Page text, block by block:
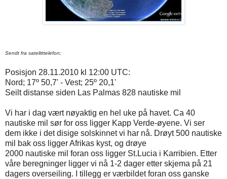
Sendt fra satelitttelefon;
Posisjon 28.11.2010 kl 12:00 UTC:
Nord; 17º 50,7' - Vest; 25º 20,1'
Seilt distanse siden Las Palmas 828 nautiske mil
Vi har i dag vært nøyaktig en hel uke på havet. Ca 40
nautiske mil sør for oss ligger Kapp Verde-øyene. Vi ser
dem ikke i det disige solskinnet vi har nå. Drøyt 500 nautiske
mil bak oss ligger Afrikas kyst, og drøye
2000 nautiske mil foran oss ligger St.Lucia i Karribien. Etter
våre beregninger ligger vi nå 1-2 dager etter skjema på 21
dagers overseiling. I tillegg er værbildet foran oss ganske